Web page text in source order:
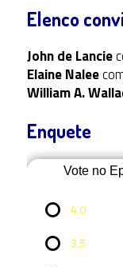
Elenco
John de Lancie
Elaine Nalee
William A.
Enquete
Vote no
4.0
3.5